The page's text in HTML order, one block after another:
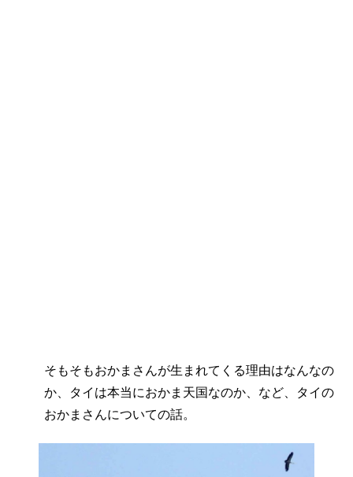
そもそもおかまさんが生まれてくる理由はなんなの
か、タイは本当におかま天国なのか、など、タイの
おかまさんについての話。